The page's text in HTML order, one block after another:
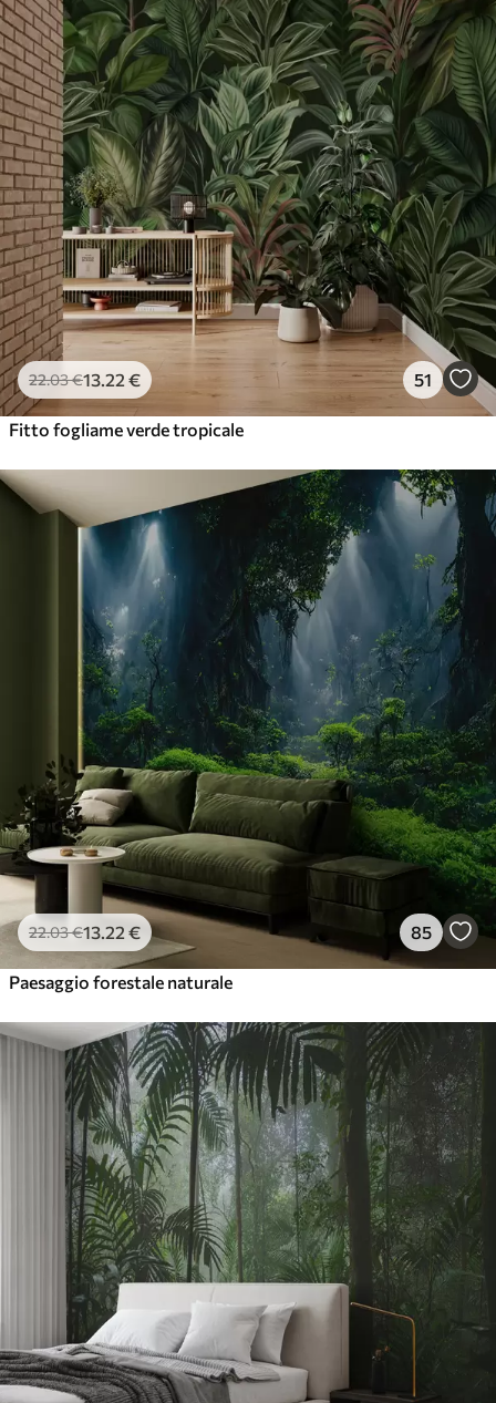
22.03€13 .22 € 51
Fitto fogliame verde tropicale
22.03€13 .22 € 85
Paesaggio forestale naturale